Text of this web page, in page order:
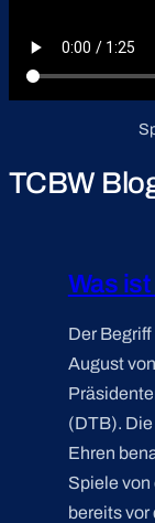
TCBW
Was
Der
August
(DTB).
Ehren
Spiele von
bereits vor